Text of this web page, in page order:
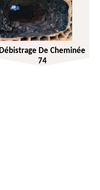
Débistrage De Cheminée
74